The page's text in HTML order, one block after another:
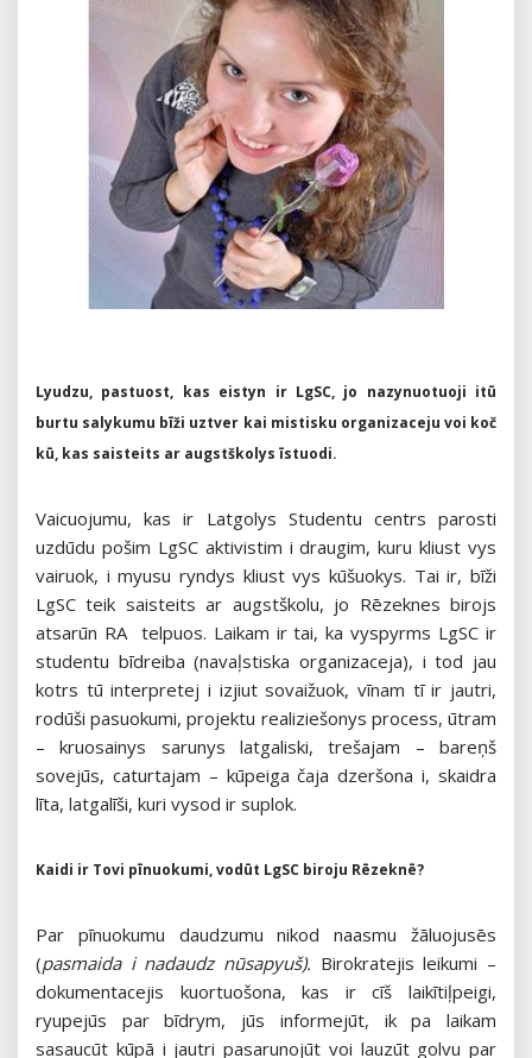
Lyudzu, pastuost, kas eistyn ir LgSC, jo nazynuotuoji itū
burtu salykumu bīži uztver kai mistisku organizaceju voi koč
kū, kas saisteits ar augstškolys īstuodi.
Vaicuojumu, kas ir Latgolys Studentu centrs parosti
uzdūdu pošim LgSC aktivistim i draugim, kuru kliust vys
vairuok, i myusu ryndys kliust vys kūšuokys. Tai ir, bīži
LgSC teik saisteits ar augstškolu, jo Rēzeknes birojs
atsarūn RA telpuos. Laikam ir tai, ka vyspyrms LgSC ir
studentu bīdreiba (navaļstiska organizaceja), i tod jau
kotrs tū interpretej i izjiut sovaižuok, vīnam tī ir jautri,
rodūši pasuokumi, projektu realiziešonys process, ūtram
– kruosainys sarunys latgaliski, trešajam – bareņš
sovejūs, caturtajam – kūpeiga čaja dzeršona i, skaidra
līta, latgalīši, kuri vysod ir suplok.
Kaidi ir Tovi pīnuokumi, vodūt LgSC biroju Rēzeknē?
Par pīnuokumu daudzumu nikod naasmu žāluojusēs
(pasmaida i nadaudz nūsapyuš). Birokratejis leikumi –
dokumentacejis kuortuošona, kas ir cīš laikītiļpeigi,
ryupejūs par bīdrym, jūs informejūt, ik pa laikam
sasaucūt kūpā i jautri pasarunojūt voi lauzūt golvu par